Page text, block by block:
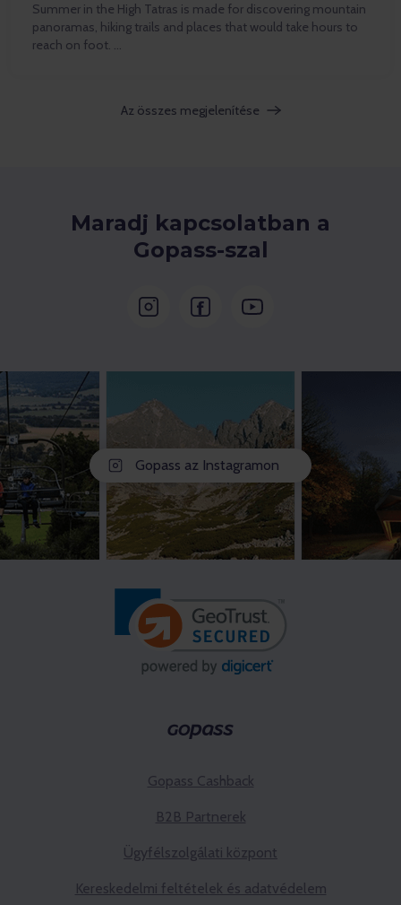
Summer in the High Tatras is made for discovering mountain
panoramas, hiking trails and places that would take hours to
reach on foot. …
Az összes megjelenítése
Maradj kapcsolatban a
Gopass-szal
Gopass az Instagramon
Gopass Cashback
B2B Partnerek
Ügyfélszolgálati központ
Kereskedelmi feltételek és adatvédelem